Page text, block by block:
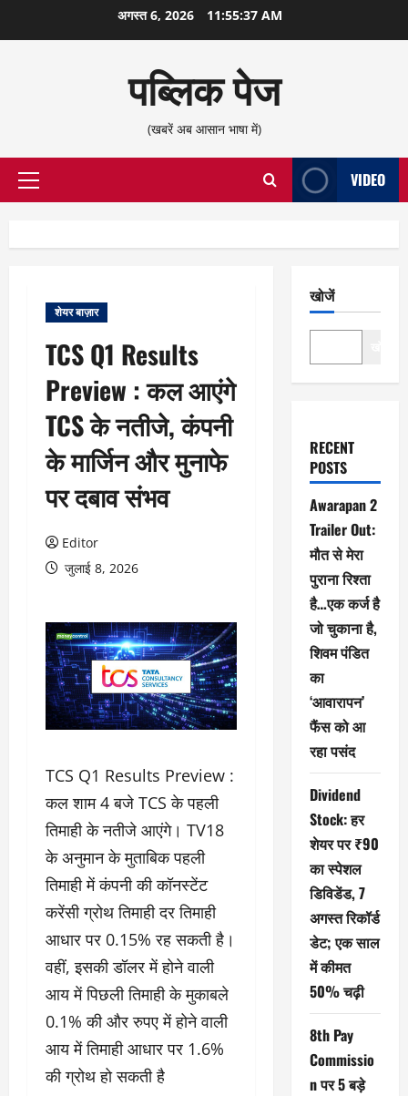
सामग्री
अगस्त 6, 2026 11:55:38 AM
पब्लिक पेज
(खबरें अब आसान भाषा में)
प्राथमिक
VIDEO
शेयर बाज़ार
TCS Q1 Results
Preview : कल आएंगे
TCS के नतीजे, कंपनी
के मार्जिन और मुनाफे
पर दबाव संभव
Editor
जुलाई 8, 2026
TCS Q1 Results Preview :
कल शाम 4 बजे TCS के पहली
तिमाही के नतीजे आएंगे। TV18
के अनुमान के मुताबिक पहली
तिमाही में कंपनी की कॉनस्टेंट
करेंसी ग्रोथ तिमाही दर तिमाही
आधार पर 0.15% रह सकती है।
वहीं, इसकी डॉलर में होने वाली
आय में पिछली तिमाही के मुकाबले
0.1% की और रुपए में होने वाली
आय में तिमाही आधार पर 1.6%
की ग्रोथ हो सकती है
खोजें
RECENT
POSTS
Awarapan 2
Trailer Out:
मौत से मेरा
पुराना रिश्ता
है…एक कर्ज है
जो चुकाना है,
शिवम पंडित
का
‘आवारापन’
फैंस को आ
रहा पसंद
Dividend
Stock: हर
शेयर पर ₹90
का स्पेशल
डिविडेंड, 7
अगस्त ​रिकॉर्ड
डेट; एक साल
में कीमत
50% चढ़ी
8th Pay
Commissio
n पर 5 बड़े